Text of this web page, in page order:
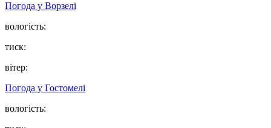
Погода у Ворзелі
вологість:
тиск:
вітер:
Погода у Гостомелі
вологість: